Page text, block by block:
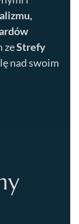
zeStrefy
nad swoim